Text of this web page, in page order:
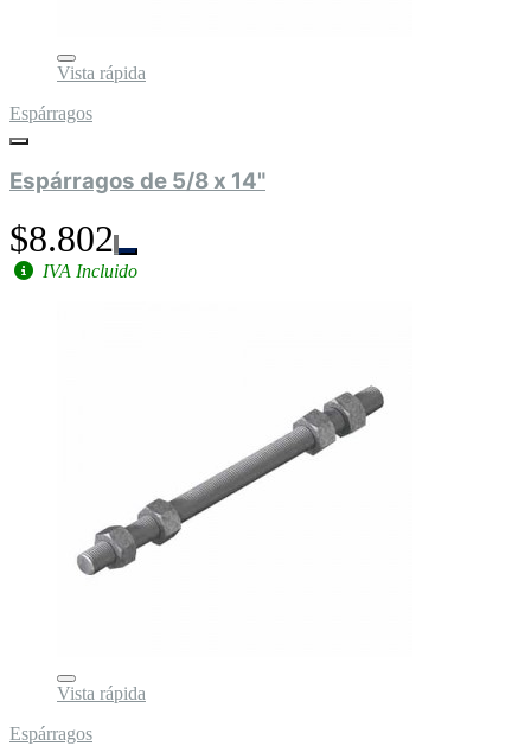
Vista rápida
Espárragos
Espárragos de 5/8 x 14"
$8.802
IVA Incluido
Vista rápida
Espárragos